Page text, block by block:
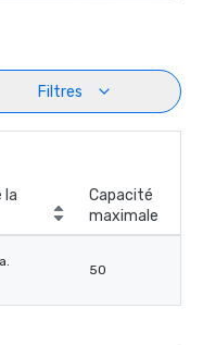
Filtres
la
Capacité
maximale
50